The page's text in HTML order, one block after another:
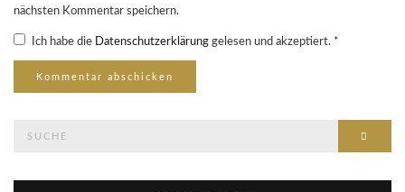
nächsten Kommentar speichern.
Ich habe die Datenschutzerklärung gelesen und akzeptiert. *